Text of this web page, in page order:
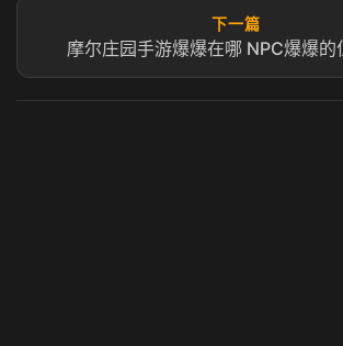
下一篇
摩尔庄园手游爆爆在哪 NPC爆爆的